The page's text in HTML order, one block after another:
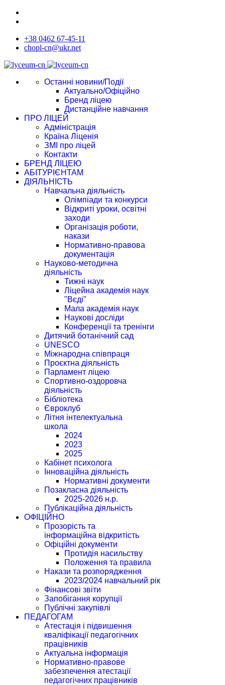
+38 0462 67-45-11
chopl-cn@ukr.net
Останні новини/Події
Актуально/Офіційно
Бренд ліцею
Дистанційне навчання
ПРО ЛІЦЕЙ
Адміністрація
Країна Ліценія
ЗМІ про ліцей
Контакти
БРЕНД ЛІЦЕЮ
АБІТУРІЄНТАМ
ДІЯЛЬНІСТЬ
Навчальна діяльність
Олімпіади та конкурси
Відкриті уроки, освітні
заходи
Організація роботи,
накази
Нормативно-правова
документація
Науково-методична
діяльність
Тижні наук
Ліцейна академія наук
"Вєді"
Мала академія наук
Наукові досліди
Конференції та тренінги
Дитячий ботанічний сад
UNESCO
Міжнародна співпраця
Проєктна діяльність
Парламент ліцею
Спортивно-оздоровча
діяльність
Бібліотека
Євроклуб
Літня інтелектуальна
школа
2024
2023
2025
Кабінет психолога
Інноваційна діяльність
Нормативні документи
Позакласна діяльність
2025-2026 н.р.
Публікаційна діяльність
ОФІЦІЙНО
Прозорість та
інформаційна відкритість
Офіційні документи
Протидія насильству
Положення та правила
Накази та розпорядження
2023/2024 навчальний рік
Фінансові звіти
Запобігання корупції
Публічні закупівлі
ПЕДАГОГАМ
Атестація і підвишення
кваліфікації педагогічних
працівників
Актуальна інформація
Нормативно-правове
забезпечення атестації
педагогічних працівників